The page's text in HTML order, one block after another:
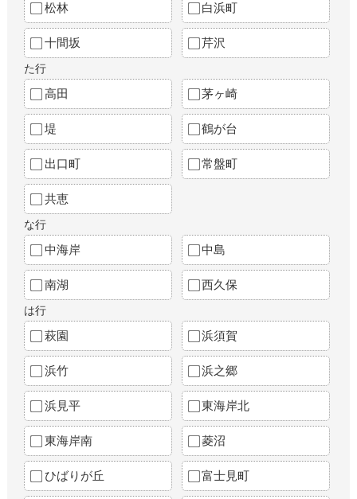
松林 白浜町
十間坂 芹沢
た行
高田 茅ヶ崎
堤 鶴が台
出口町 常盤町
共恵
な行
中海岸 中島
南湖 西久保
は行
萩園 浜須賀
浜竹 浜之郷
浜見平 東海岸北
東海岸南 菱沼
ひばりが丘 富士見町